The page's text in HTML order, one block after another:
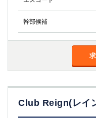
幹部候補
Club Reign(レイ